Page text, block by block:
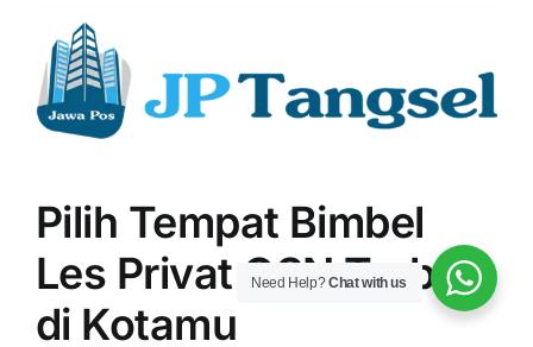
Pilih Tempat Bimbel
Les Privat OSN Terbaik
di Kotamu
Need Help?Chat with us